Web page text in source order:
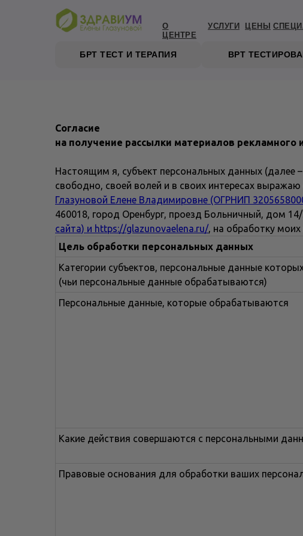
О
ЦЕНТРЕ
УСЛУГИ ЦЕНЫ
БРТ ТЕСТ И ТЕРАПИЯ ВРТ
Согласие
на получение рассылки материалов рекламного
Настоящим я, субъект персональных данных
свободно, своей волей и в своих интересах
Глазуновой Елене Владимировне (ОГРНИП
460018, город Оренбург, проезд Больничный, дом
сайта) и https://glazunovaelena.ru/, на обработку
Цель обработки персональных данных
Категории субъектов, персональные данные
(чьи персональные данные обрабатываются)
Персональные данные, которые обрабатываются
Какие действия совершаются с персональными
Правовые основания для обработки ваших